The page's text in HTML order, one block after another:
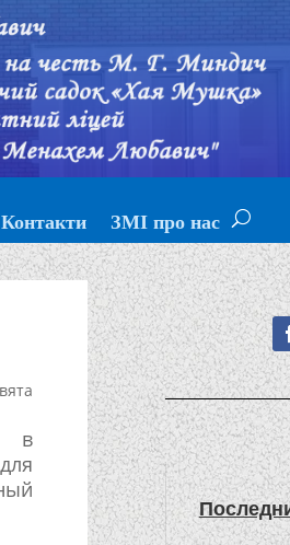
Контакти ЗМІ про нас
в